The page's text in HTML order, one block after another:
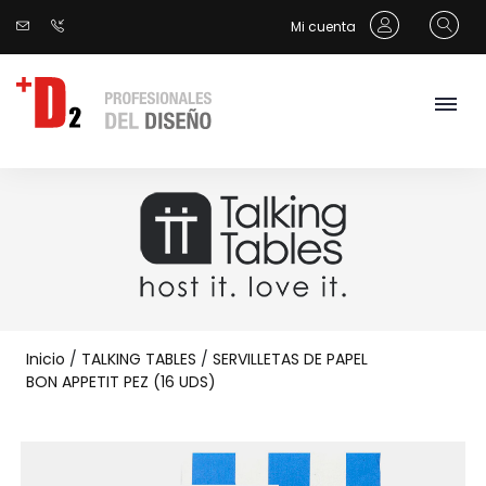
Mi cuenta
Inicio / TALKING TABLES / SERVILLETAS DE PAPEL
BON APPETIT PEZ (16 UDS)